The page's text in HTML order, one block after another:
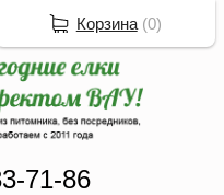
71-86
Корзина(0)